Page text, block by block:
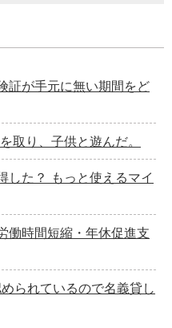
証が手元に無い期間をど
取り、子供と遊んだ。
した？ もっと使えるマイ
時間短縮・年休促進支
られているので名義貸し